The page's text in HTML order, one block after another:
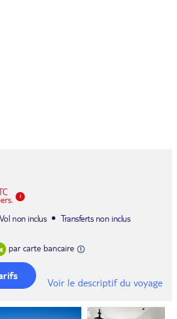
Vol non inclus
Transferts non inclus
par carte bancaire
Voir le descriptif du voyage